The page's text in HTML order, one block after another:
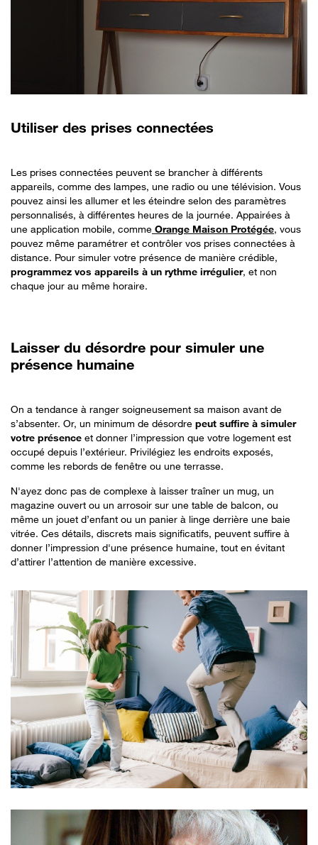
Utiliser des prises connectées
Les prises connectées peuvent se brancher à différents
appareils, comme des lampes, une radio ou une télévision. Vous
pouvez ainsi les allumer et les éteindre selon des paramètres
personnalisés, à différentes heures de la journée. Appairées à
une application mobile, comme Orange Maison Protégée, vous
pouvez même paramétrer et contrôler vos prises connectées à
distance. Pour simuler votre présence de manière crédible,
programmez vos appareils à un rythme irrégulier, et non
chaque jour au même horaire.
Laisser du désordre pour simuler une
présence humaine
On a tendance à ranger soigneusement sa maison avant de
s’absenter. Or, un minimum de désordre peut suffire à simuler
votre présence et donner l’impression que votre logement est
occupé depuis l’extérieur. Privilégiez les endroits exposés,
comme les rebords de fenêtre ou une terrasse.
N'ayez donc pas de complexe à laisser traîner un mug, un
magazine ouvert ou un arrosoir sur une table de balcon, ou
même un jouet d’enfant ou un panier à linge derrière une baie
vitrée. Ces détails, discrets mais significatifs, peuvent suffire à
donner l’impression d'une présence humaine, tout en évitant
d’attirer l’attention de manière excessive.